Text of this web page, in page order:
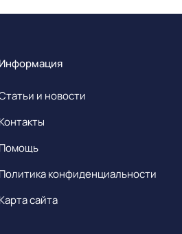
Информация
и новости
Контакты
Помощь
Политика конфиденциальности
Карта сайта